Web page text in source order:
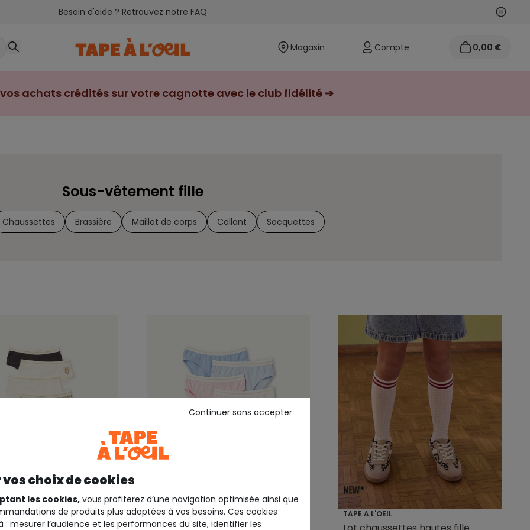
Besoin d'aide ? Retrouvez notre FAQ
Magasin Compte 0,00 €
achats crédités sur votre cagnotte avec le club fidélité ➔
Sous-vêtement fille
Chaussettes Brassière Maillot de corps Collant Socquettes
TAPE A L'OEIL TAPE A L'OEIL
vos choix de cookies
les cookies, vous profiterez d’une navigation optimisée ainsi que
de produits plus adaptées à vos besoins. Ces cookies
: mesurer l’audience et les performances du site, identifier les
Continuer sans accepter